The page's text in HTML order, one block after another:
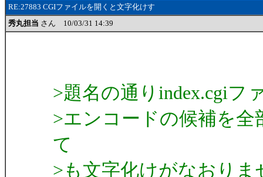
RE:27883 CGIファイルを開くと文字化けす
秀丸担当 さん 10/03/31 14:39
>題名の通りindex.cgiフ
>エンコードの候補を
て
>も文字化けがなおり